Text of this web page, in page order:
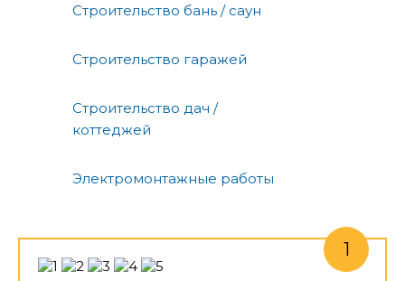
Строительство бань / саун
Строительство гаражей
Строительство дач /
коттеджей
Электромонтажные работы